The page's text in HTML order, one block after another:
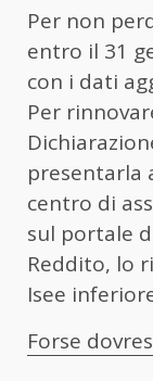
Per non
entro il 31
con i dati
Per
presentarla
centro di
sul portale
Reddito, lo
Isee
Forse